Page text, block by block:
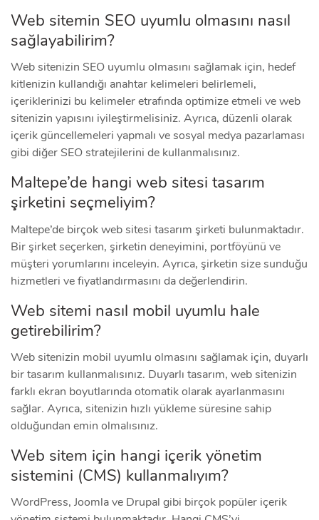
Web sitemin SEO uyumlu olmasını nasıl
sağlayabilirim?
Web sitenizin SEO uyumlu olmasını sağlamak için, hedef
kitlenizin kullandığı anahtar kelimeleri belirlemeli,
içeriklerinizi bu kelimeler etrafında optimize etmeli ve web
sitenizin yapısını iyileştirmelisiniz. Ayrıca, düzenli olarak
içerik güncellemeleri yapmalı ve sosyal medya pazarlaması
gibi diğer SEO stratejilerini de kullanmalısınız.
Maltepe’de hangi web sitesi tasarım
şirketini seçmeliyim?
Maltepe’de birçok web sitesi tasarım şirketi bulunmaktadır.
Bir şirket seçerken, şirketin deneyimini, portföyünü ve
müşteri yorumlarını inceleyin. Ayrıca, şirketin size sunduğu
hizmetleri ve fiyatlandırmasını da değerlendirin.
Web sitemi nasıl mobil uyumlu hale
getirebilirim?
Web sitenizin mobil uyumlu olmasını sağlamak için, duyarlı
bir tasarım kullanmalısınız. Duyarlı tasarım, web sitenizin
farklı ekran boyutlarında otomatik olarak ayarlanmasını
sağlar. Ayrıca, sitenizin hızlı yükleme süresine sahip
olduğundan emin olmalısınız.
Web sitem için hangi içerik yönetim
sistemini (CMS) kullanmalıyım?
WordPress, Joomla ve Drupal gibi birçok popüler içerik